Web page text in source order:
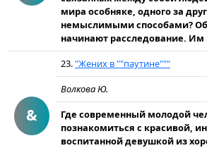
мира особняке, одного за
немыслимыми способами?
начинают расследование. Им
&
23."Жених в ""паутине"""
Волкова Ю.
Где современный молодой
познакомиться с красивой,
воспитанной девушкой из